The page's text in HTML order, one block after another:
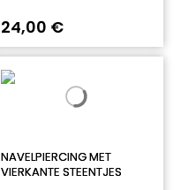
24,00 €
NAVELPIERCING MET
VIERKANTE STEENTJES